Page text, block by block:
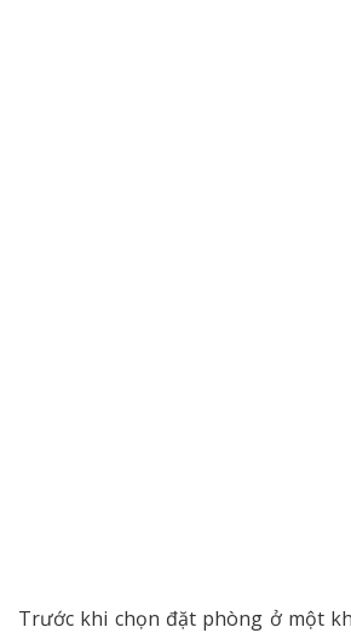
Trước khi chọn đặt phòng ở một